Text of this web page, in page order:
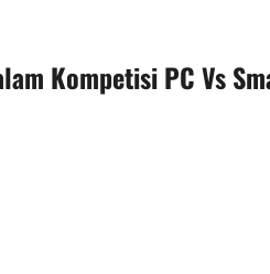
Kompetisi PC Vs